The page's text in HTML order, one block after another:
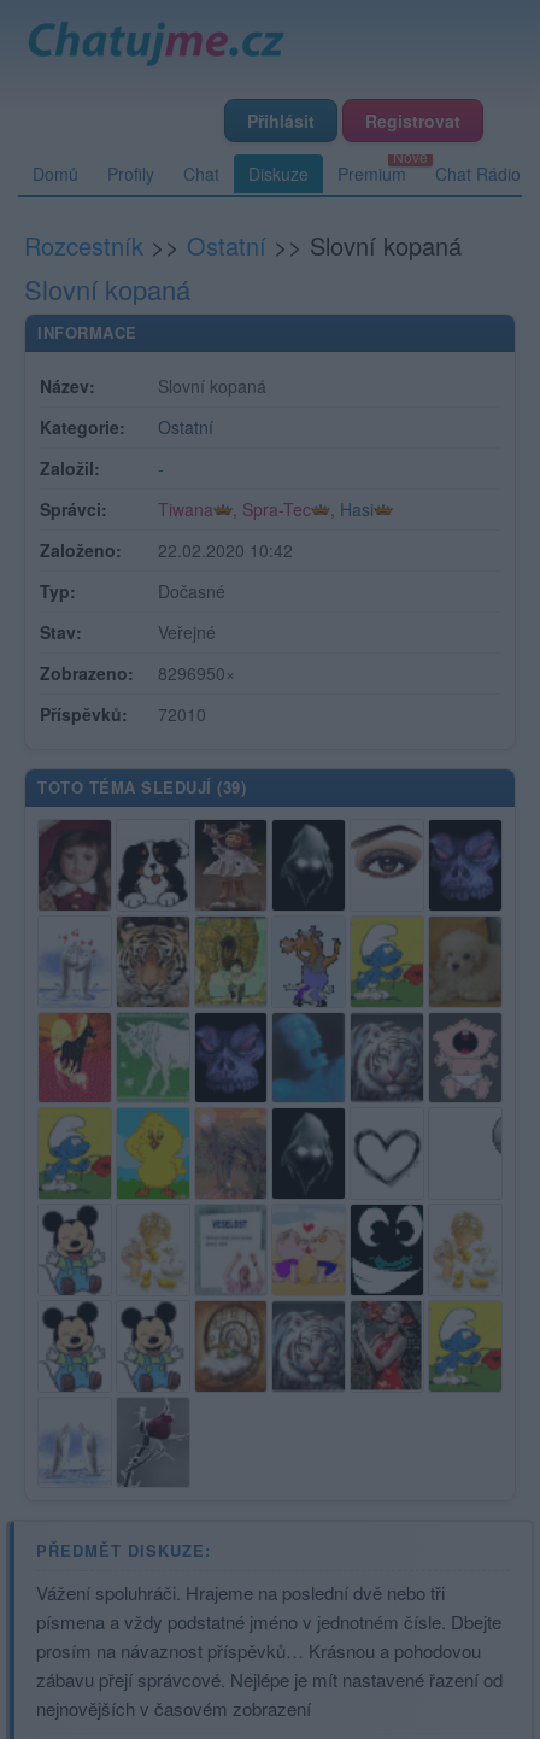
Přihlásit Registrovat
Domů Profily Chat Diskuze Premium Chat Rádio
Rozcestník >> Ostatní >> Slovní kopaná
Slovní kopaná
INFORMACE
Název:
Slovní kopaná
Kategorie:
Ostatní
Založil:
-
Správci:
Tiwana , Spra-Tec , Hasi
Založeno:
22.02.2020 10:42
Typ:
Dočasné
Stav:
Veřejné
Zobrazeno:
8296950×
Příspěvků:
72010
TOTO TÉMA SLEDUJÍ (39)
PŘEDMĚT DISKUZE:
Vážení spoluhráči. Hrajeme na poslední dvě nebo tři
písmena a vždy podstatné jméno v jednotném čísle. Dbejte
prosím na návaznost příspěvků… Krásnou a pohodovou
zábavu přejí správcové. Nejlépe je mít nastavené řazení od
nejnovějších v časovém zobrazení